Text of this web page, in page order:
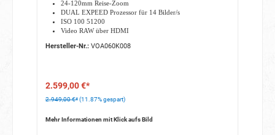
24-120mm Reise-Zoom
DUAL EXPEED Prozessor für 14 Bilder/s
ISO 100 51200
Video RAW über HDMI
HLG (Hybrid Log Gamma)
Hersteller-Nr.:VOA060K008
2.599,00 €*
2.949,00 €* (11.87% gespart)
Mehr Informationen mit Klick aufs Bild